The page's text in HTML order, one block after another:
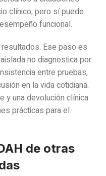
clínico, pero sí puede
funcional.
Ese paso es
no diagnostica por
entre pruebas,
en la vida cotidiana.
y una devolución clínica
prácticas para el
de otras